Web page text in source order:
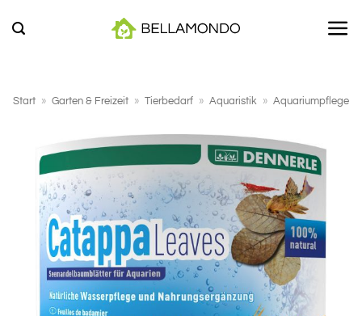
Inhalt
Start » Garten & Freizeit » Tierbedarf » Aquaristik » Aquariumpflege